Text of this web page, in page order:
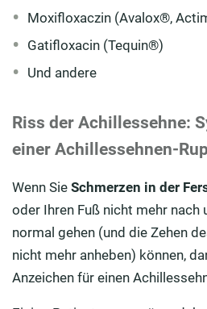
Moxifloxaczin (Avalox®,
Gatifloxacin (Tequin®)
Und andere
Riss der Achillessehne:
einer Achillessehnen-
Wenn Sie Schmerzen in der
oder Ihren Fuß nicht mehr nach
normal gehen (und die Zehen
nicht mehr anheben) können,
Anzeichen für einen